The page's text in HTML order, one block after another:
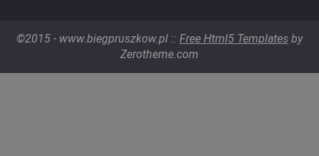
©2015 - www.biegpruszkow.pl :: Free Html5 Templates by
Zerotheme.com